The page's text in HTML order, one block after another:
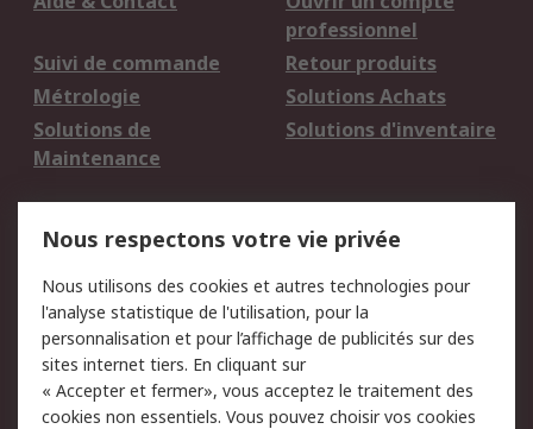
professionnel
Suivi de commande
Retour produits
Métrologie
Solutions Achats
Solutions de
Maintenance
Solutions d'inventaire
du site
Politique de protection
des données - Mise à
jour
Sécurité des E-mails
Conditions générales Politique anti-
Nous respectons votre vie privée
Nous utilisons des cookies et autres technologies pour
l'analyse statistique de l'utilisation, pour la
personnalisation et pour l’affichage de publicités sur des
sites internet tiers. En cliquant sur
« Accepter et fermer», vous acceptez le traitement des
cookies non essentiels. Vous pouvez choisir vos cookies